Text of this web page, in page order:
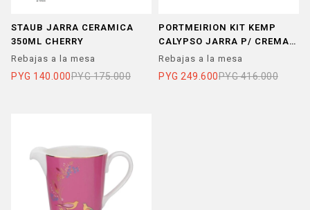
STAUB JARRA CERAMICA
350ML CHERRY
Rebajas a la mesa
PYG 140.000PYG 175.000
PORTMEIRION KIT KEMP
CALYPSO JARRA P/ CREMA
AMARILLO
Rebajas a la mesa
PYG 249.600PYG 416.000